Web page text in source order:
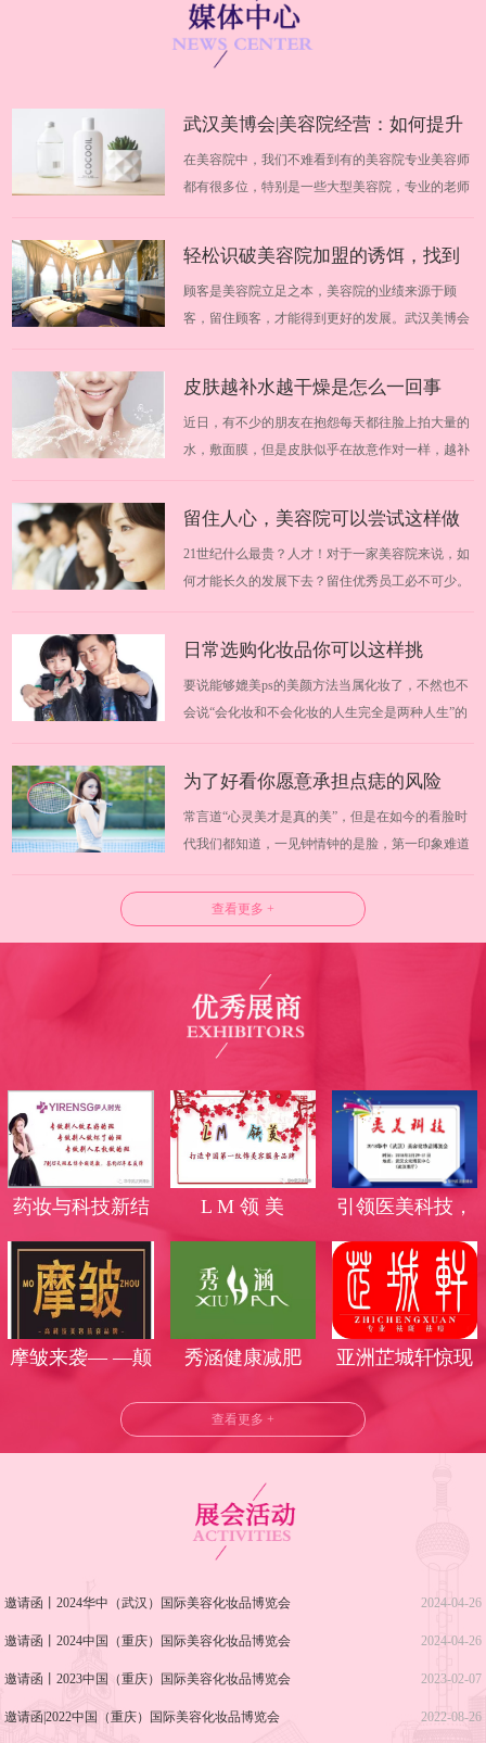
武汉美博会|美容院经营：如何提升
业绩
在美容院中，我们不难看到有的美容院专业美容师
都有很多位，特别是一些大型美容院，专业的老师
识也很到位，但是不知道为什么，每个月的收入却
并不高，而且个人业绩也不是多优秀，为…
轻松识破美容院加盟的诱饵，找到
好的厂商
顾客是美容院立足之本，美容院的业绩来源于顾
客，留住顾客，才能得到更好的发展。武汉美博会
穷，引诱加盟者上当。武汉美博会为大家分享轻松
识破美容院加盟的诱饵，找到好的厂商。20…
皮肤越补水越干燥是怎么一回事
近日，有不少的朋友在抱怨每天都往脸上拍大量的
水，敷面膜，但是皮肤似乎在故意作对一样，越补
中武汉美博会时间安排：2019年11月13日-19日
2019华中武汉美博会地点：中国（武汉）文…
留住人心，美容院可以尝试这样做
21世纪什么最贵？人才！对于一家美容院来说，如
何才能长久的发展下去？留住优秀员工必不可少。
安排：2018年3月29日-31日 2018华中武汉美博会地
点：中国（武汉）文化博览中心 一、塑…
日常选购化妆品你可以这样挑
要说能够媲美ps的美颜方法当属化妆了，不然也不
会说“会化妆和不会化妆的人生完全是两种人生”的
化出无限可能，温婉还是野蛮，淑女还是迷人完全
可以有自己掌握。日常挑选化妆品你会…
为了好看你愿意承担点痣的风险
吗？
常言道“心灵美才是真的美”，但是在如今的看脸时
代我们都知道，一见钟情钟的是脸，第一印象难道
承担风险吗？许多人为了让皮肤更好看，使用各种
方法将皮肤上的痣去除，但是你知道吗，点痣也是
查看更多 +
药妆与科技新结
合，蜕变无斑美
丽时光
L M 领 美
引领医美科技，
高端光电品牌霸
气莅临武汉美博
会
摩皱来袭— —颠
秀涵健康减肥
亚洲芷城轩惊现
查看更多 +
2024-04-26
邀请函丨2024华中（武汉）国际美容化妆品博览会
2024-04-26
邀请函丨2024中国（重庆）国际美容化妆品博览会
2023-02-07
邀请函丨2023中国（重庆）国际美容化妆品博览会
2022-08-26
邀请函|2022中国（重庆）国际美容化妆品博览会